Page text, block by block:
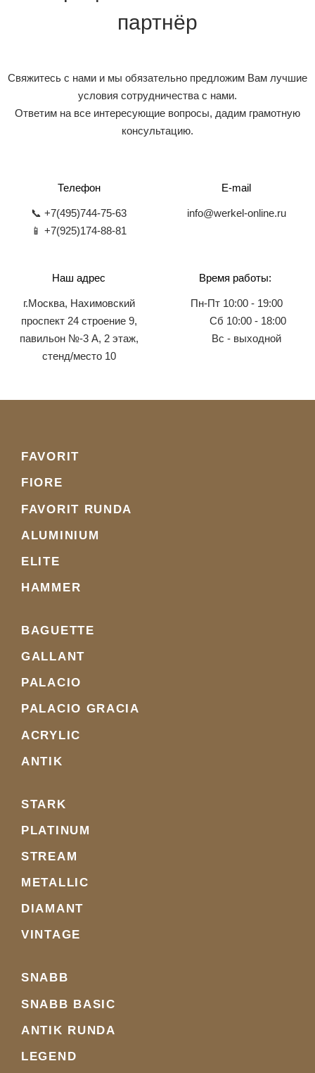
партнёр
Свяжитесь с нами и мы обязательно предложим Вам лучшие
условия сотрудничества с нами.
Ответим на все интересующие вопросы, дадим грамотную
консультацию.
Телефон
📞 +7(495)744-75-63
📱 +7(925)174-88-81
E-mail
info@werkel-online.ru
Наш адрес
г.Москва, Нахимовский
проспект 24 строение 9,
павильон №-3 А, 2 этаж,
стенд/место 10
Время работы:
Пн-Пт 10:00 - 19:00
Сб 10:00 - 18:00
Вс - выходной
FAVORIT
FIORE
FAVORIT RUNDA
ALUMINIUM
ELITE
HAMMER
BAGUETTE
GALLANT
PALACIO
PALACIO GRACIA
ACRYLIC
ANTIK
STARK
PLATINUM
STREAM
METALLIC
DIAMANT
VINTAGE
SNABB
SNABB BASIC
ANTIK RUNDA
LEGEND